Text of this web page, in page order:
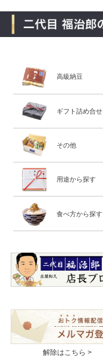
高級納豆
ギフト詰め合せ
その他
用途から探す
食べ方から探す
解除はこちら >